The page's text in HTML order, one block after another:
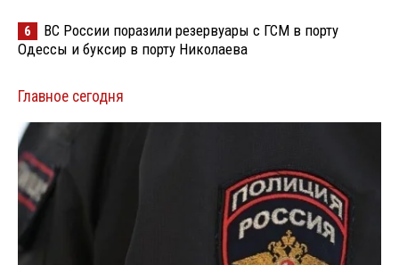
6
ВС России поразили резервуары с ГСМ в порту
Одессы и буксир в порту Николаева
Главное сегодня